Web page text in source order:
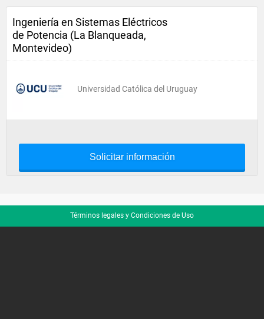
Ingeniería en Sistemas Eléctricos
de Potencia (La Blanqueada,
Montevideo)
Universidad Católica del Uruguay
Solicitar información
Términos legales y Condiciones de Uso